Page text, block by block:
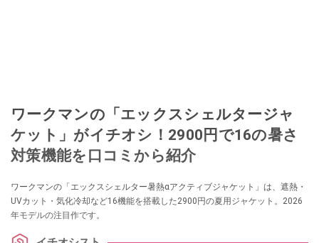
ワークマンの「エックスシェルタージャ
ケット」がイチオシ！2900円で16の暑さ
対策機能を口コミから紹介
ワークマンの「エックスシェルター暑熱αアクティブジャケット」は、遮熱・
UVカット・気化冷却など16機能を搭載した2900円の夏用ジャケット。2026
年モデルの注目作です。